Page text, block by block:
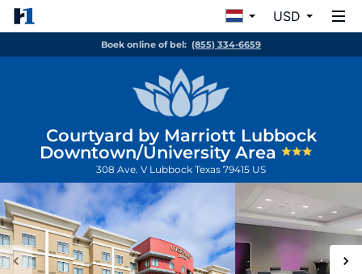
USD
Boek online of bel: (855) 334-6659
Courtyard by Marriott Lubbock
Downtown/University Area
308 Ave. V Lubbock Texas 79415 US